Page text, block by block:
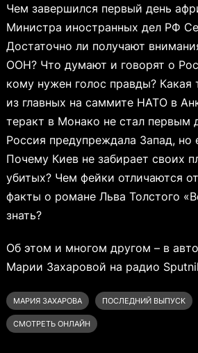
Чем завершился первый день
Министра иностранных дел РФ
Достаточно ли получают
ООН? Что думают и говорят о
кому нужен голос правды? Какая
из главных на саммите НАТО в
теракт в Монако не стал первым
Россия предупреждала Запад, но
Почему Киев не забирает своих
убитых? Чем фейки отличаются
факты о романе Льва Толстого
знать?
Об этом и многом другом – в
Марии Захаровой на радио
МАРИЯ ЗАХАРОВА ПОСЛЕДНИЙ ВЫПУСК
СМОТРЕТЬ ОНЛАЙН